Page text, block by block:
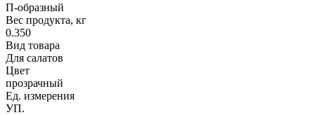
П-образный
Вес продукта, кг
0.350
Вид товара
Для салатов
Цвет
прозрачный
Ед. измерения
УП.